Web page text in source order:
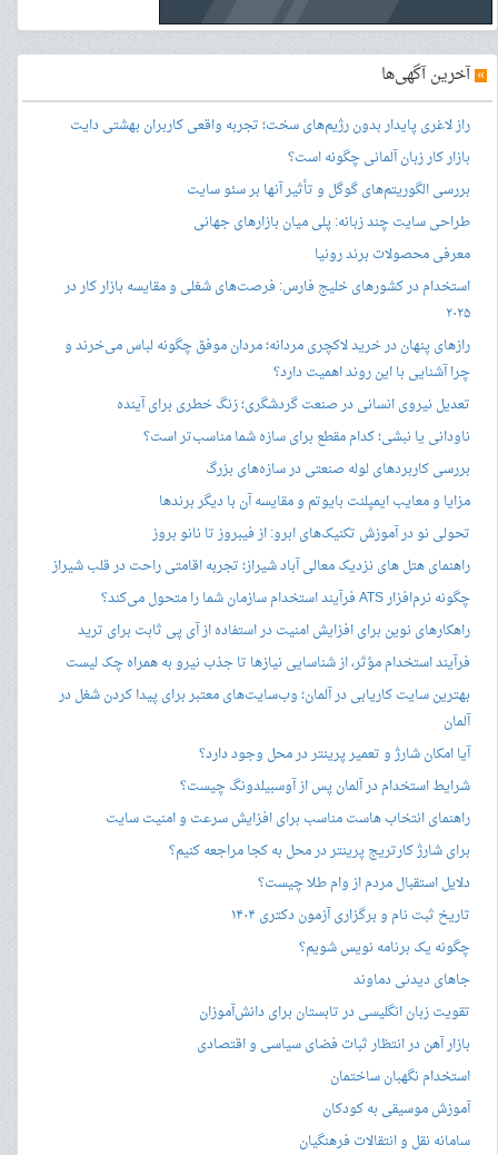
»آخرین آگهی‌ها
راز لاغری پایدار بدون رژیم‌های سخت؛ تجربه واقعی کاربران بهشتی دایت
بازار کار زبان آلمانی چگونه است؟
بررسی الگوریتم‌های گوگل و تأثیر آنها بر سئو سایت
طراحی سایت چند زبانه: پلی میان بازارهای جهانی
معرفی محصولات برند رونیا
استخدام در کشورهای خلیج فارس: فرصت‌های شغلی و مقایسه بازار کار در
۲۰۲۵
رازهای پنهان در خرید لاکچری مردانه؛ مردان موفق چگونه لباس می‌خرند و
چرا آشنایی با این روند اهمیت دارد؟
تعدیل نیروی انسانی در صنعت گردشگری؛ زنگ خطری برای آینده
ناودانی یا نبشی؛ کدام مقطع برای سازه شما مناسب‌تر است؟
بررسی کاربردهای لوله صنعتی در سازه‌های بزرگ
مزایا و معایب ایمپلنت بایوتم و مقایسه آن با دیگر برندها
تحولی نو در آموزش تکنیک‌های ابرو: از فیبروز تا نانو بروز
راهنمای هتل های نزدیک معالی آباد شیراز؛ تجربه اقامتی راحت در قلب شیراز
چگونه نرم‌افزار ATS فرآیند استخدام سازمان شما را متحول می‌کند؟
راهکارهای نوین برای افزایش امنیت در استفاده از آی پی ثابت برای ترید
فرآیند استخدام مؤثر، از شناسایی نیازها تا جذب نیرو به همراه چک لیست
بهترین سایت کاریابی در آلمان؛ وب‌سایت‌های معتبر برای پیدا کردن شغل در
آلمان
آیا امکان شارژ و تعمیر پرینتر در محل وجود دارد؟
شرایط استخدام در آلمان پس از آوسبیلدونگ چیست؟
راهنمای انتخاب هاست مناسب برای افزایش سرعت و امنیت سایت
برای شارژ کارتریج پرینتر در محل به کجا مراجعه کنیم؟
دلایل استقبال مردم از وام طلا چیست؟
تاریخ ثبت نام و برگزاری آزمون دکتری ۱۴۰۴
چگونه یک برنامه نویس شویم؟
جاهای دیدنی دماوند
تقویت زبان انگلیسی در تابستان برای دانش‌آموزان
بازار آهن در انتظار ثبات فضای سیاسی و اقتصادی
استخدام نگهبان ساختمان
آموزش موسیقی به کودکان
سامانه نقل و انتقالات فرهنگیان